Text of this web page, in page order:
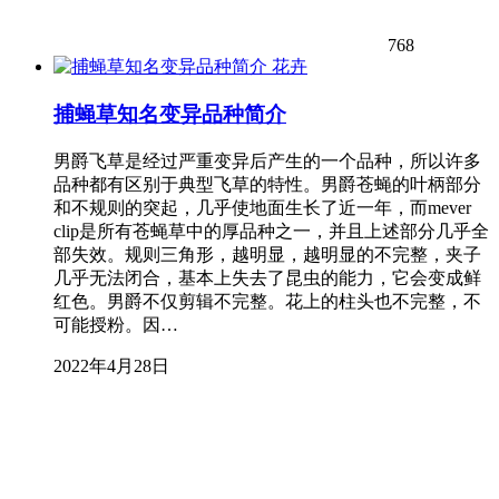
768
花卉
捕蝇草知名变异品种简介
男爵飞草是经过严重变异后产生的一个品种，所以许多
品种都有区别于典型飞草的特性。男爵苍蝇的叶柄部分
和不规则的突起，几乎使地面生长了近一年，而mever
clip是所有苍蝇草中的厚品种之一，并且上述部分几乎全
部失效。规则三角形，越明显，越明显的不完整，夹子
几乎无法闭合，基本上失去了昆虫的能力，它会变成鲜
红色。男爵不仅剪辑不完整。花上的柱头也不完整，不
可能授粉。因…
2022年4月28日